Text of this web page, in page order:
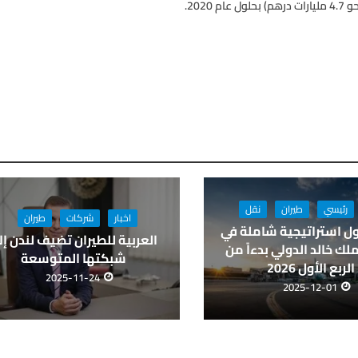
رئيسي طيران نقل
استراتيجية شاملة في
خالد الدولي بدءاً من
الربع الأول 2026
2025-12-01
اخبار شركات طيران
العربية للطيران تضيف لندن
شبكتها المتوسعة
2025-11-24